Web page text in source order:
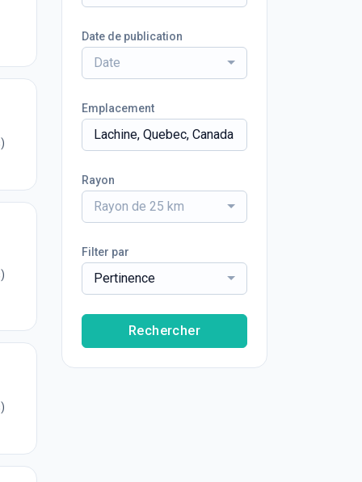
Date de publication
Date
Emplacement
Rayon
Rayon de 25 km
Filter par
Pertinence
Rechercher